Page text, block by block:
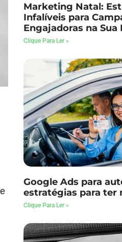
Marketing Natal:
Infalíveis para
Engajadoras na Sua
Clique Para Ler »
Google Ads para
estratégias para ter
Clique Para Ler »